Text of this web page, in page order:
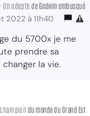
Un adepte de Godwin embusqué
2022 à 11h40
du 5700x je me
prendre sa
changer la vie.
du monde du Grand Est